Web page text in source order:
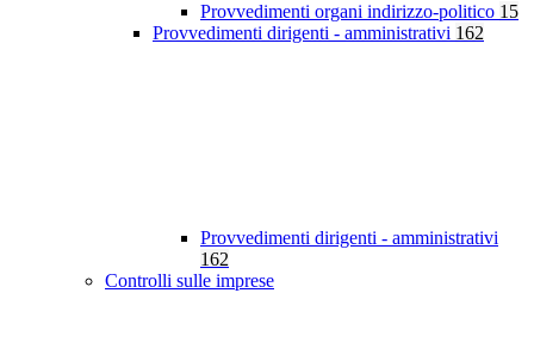
Provvedimenti organi indirizzo-politico 15
Provvedimenti dirigenti - amministrativi 162
Provvedimenti dirigenti - amministrativi
162
Controlli sulle imprese